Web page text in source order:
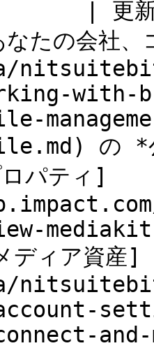
| 更新す
なたの会社
with-
の *公
パティ]
ィア資産]
account-
and-